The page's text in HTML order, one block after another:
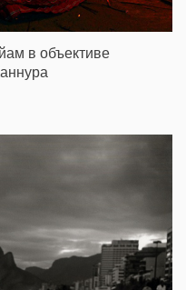
в объективе